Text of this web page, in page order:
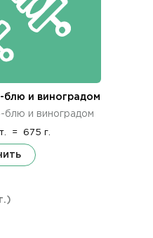
и виноградом
и виноградом
= 675 г.